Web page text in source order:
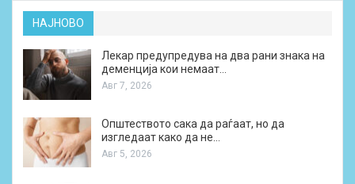
НАЈНОВО
Лекар предупредува на два рани знака на
деменција кои немаат…
Авг 7, 2026
Општеството сака да раѓаат, но да
изгледаат како да не…
Авг 5, 2026